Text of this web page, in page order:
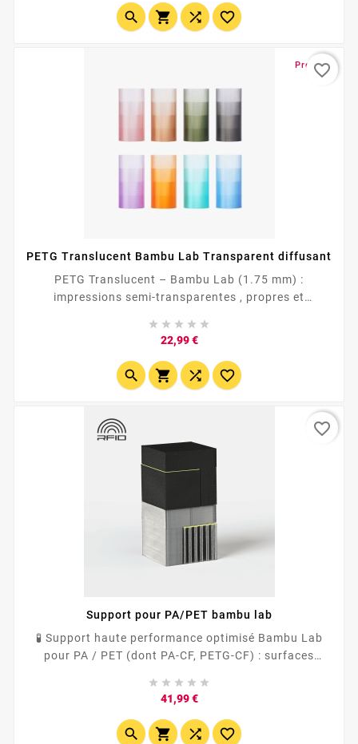
durables, esthétiques et techniques.
   
Promo !
PETG Translucent Bambu Lab Transparent diffusant
PETG Translucent – Bambu Lab (1.75 mm) :
impressions semi-transparentes , propres et
dans Bambu Studio (X1/P1/A1). Buse 235–255 °C ·
<div style="font-family:Inter,...
    
22,99 €Prix
   
favorite_border
Support pour PA/PET bambu lab
🧪 Support haute performance optimisé Bambu Lab
pour PA / PET (dont PA-CF, PETG-CF) : surfaces
température et...
    
41,99 €Prix
   
favorite_border